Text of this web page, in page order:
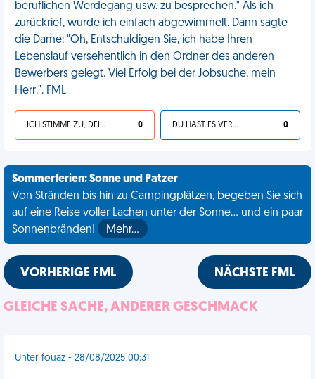
beruflichen Werdegang usw. zu besprechen." Als ich
zurückrief, wurde ich einfach abgewimmelt. Dann sagte
die Dame: "Oh, Entschuldigen Sie, ich habe Ihren
Lebenslauf versehentlich in den Ordner des anderen
Bewerbers gelegt. Viel Erfolg bei der Jobsuche, mein
Herr.". FML
ICH STIMME ZU, DEIN LEBEN IST SCHEISSE 0 DU HAST ES VERDIENT 0
Sommerferien: Sonne und Patzer
Von Stränden bis hin zu Campingplätzen, begeben Sie sich
auf eine Reise voller Lachen unter der Sonne... und ein paar
Sonnenbränden!
Mehr…
VORHERIGE FML NÄCHSTE FML
GLEICHE SACHE, ANDERER GESCHMACK
Unter fouaz - 28/08/2025 00:31